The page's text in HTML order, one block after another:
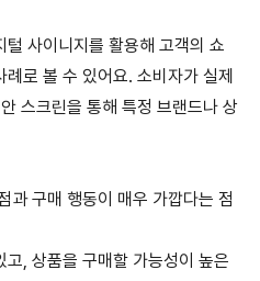
사이니지를 활용해 고객의 쇼
례로 볼 수 있어요. 소비자가 실제
스크린을 통해 특정 브랜드나 상
과 구매 행동이 매우 가깝다는 점
고 상품을 구매할 가능성이 높은